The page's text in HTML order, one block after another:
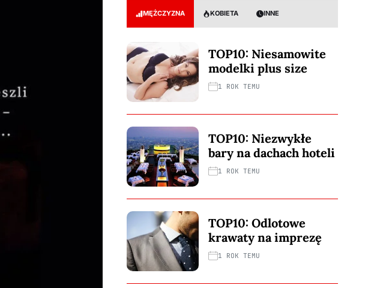
MĘŻCZYZNA KOBIETA INNE
TOP10: Niesamowite
modelki plus size
1 ROK TEMU
TOP10: Niezwykłe
bary na dachach hoteli
1 ROK TEMU
TOP10: Odlotowe
krawaty na imprezę
1 ROK TEMU